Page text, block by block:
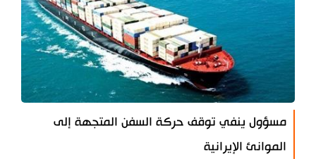
مسؤول ينفي توقف حركة السفن المتجهة إلى
الموانئ الإيرانية